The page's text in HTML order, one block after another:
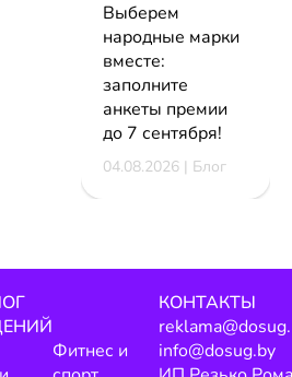
Выберем
народные марки
вместе:
заполните
анкеты премии
до 7 сентября!
04.08.2026 | Блог
Фитнес и
КОНТАКТЫ
info@dosug.by